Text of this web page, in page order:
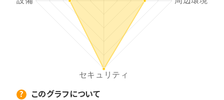
このグラフについて